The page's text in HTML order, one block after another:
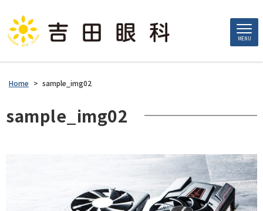
MENU
Home > sample_img02
sample_img02